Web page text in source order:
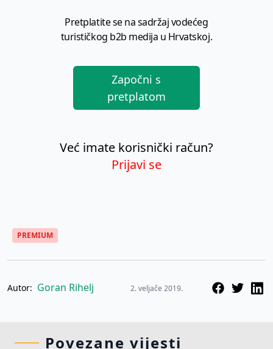
Pretplatite se na sadržaj vodećeg
turističkog b2b medija u Hrvatskoj.
Započni s
pretplatom
Već imate korisnički račun?
Prijavi se
PREMIUM
Autor: Goran Rihelj 2. veljače 2019.
Povezane vijesti